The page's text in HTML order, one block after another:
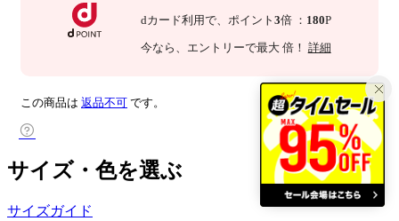
dカード利用で、 ポイント 3倍 ： 180P
今なら 、エントリーで最大 倍！ 詳細
この商品は 返品不可 です。
サイズ・色を選ぶ
サイズガイド